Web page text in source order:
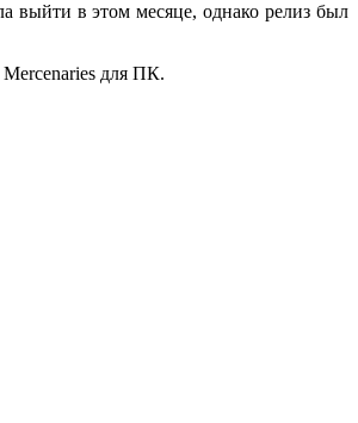
выйти в этом месяце, однако релиз был
для ПК.